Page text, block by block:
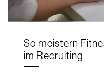
So meistern
im Recruiting